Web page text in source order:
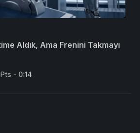
Aldık, Ama Frenini Takmayı
- 0:14